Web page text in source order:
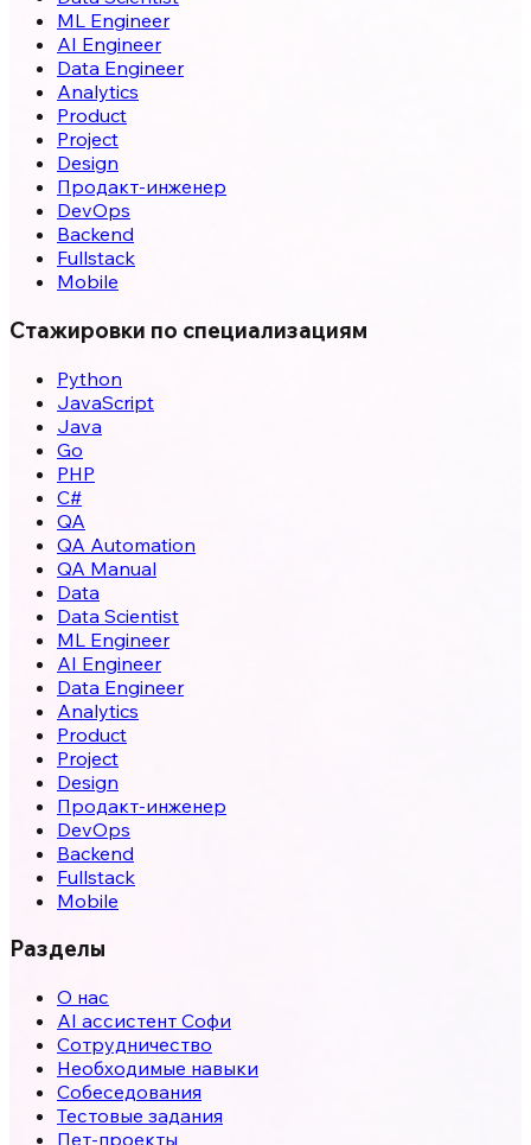
ML Engineer
AI Engineer
Data Engineer
Analytics
Product
Project
Design
Продакт-инженер
DevOps
Backend
Fullstack
Mobile
Стажировки по специализациям
Python
JavaScript
Java
Go
PHP
C#
QA
QA Automation
QA Manual
Data
Data Scientist
ML Engineer
AI Engineer
Data Engineer
Analytics
Product
Project
Design
Продакт-инженер
DevOps
Backend
Fullstack
Mobile
Разделы
О нас
AI ассистент Софи
Сотрудничество
Необходимые навыки
Собеседования
Тестовые задания
Пет-проекты